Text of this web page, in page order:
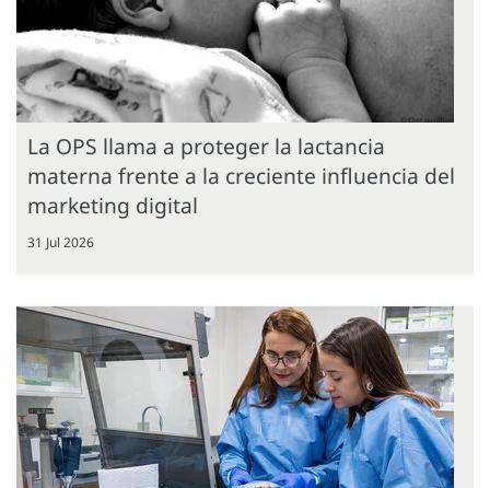
La OPS llama a proteger la lactancia
materna frente a la creciente influencia del
marketing digital
31 Jul 2026